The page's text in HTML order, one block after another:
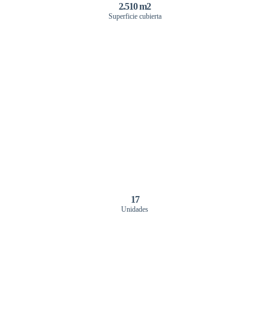
2.510 m2
Superficie cubierta
17
Unidades